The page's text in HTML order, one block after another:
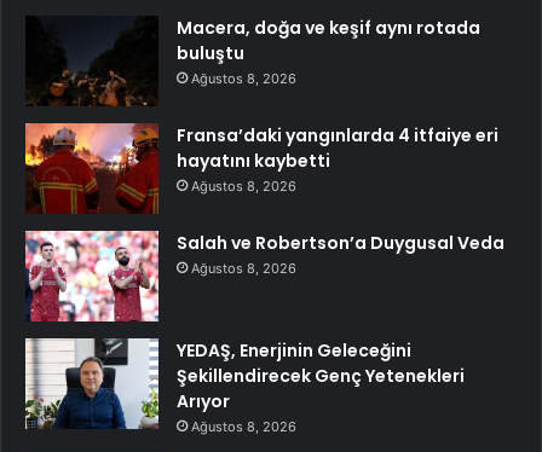
Macera, doğa ve keşif aynı rotada
buluştu
Ağustos 8, 2026
Fransa’daki yangınlarda 4 itfaiye eri
hayatını kaybetti
Ağustos 8, 2026
Salah ve Robertson’a Duygusal Veda
Ağustos 8, 2026
YEDAŞ, Enerjinin Geleceğini
Şekillendirecek Genç Yetenekleri
Arıyor
Ağustos 8, 2026